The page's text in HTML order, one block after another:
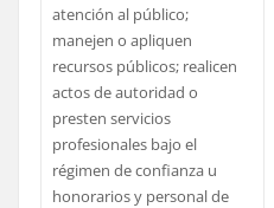
atención al público;
manejen o apliquen
recursos públicos; realicen
actos de autoridad o
presten servicios
profesionales bajo el
régimen de confianza u
honorarios y personal de